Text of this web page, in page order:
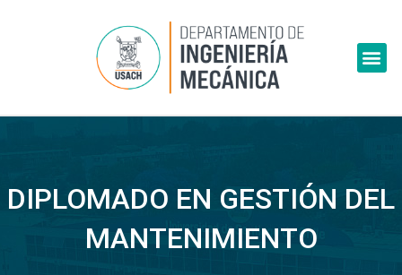
DIPLOMADO EN GESTIÓN DEL
MANTENIMIENTO